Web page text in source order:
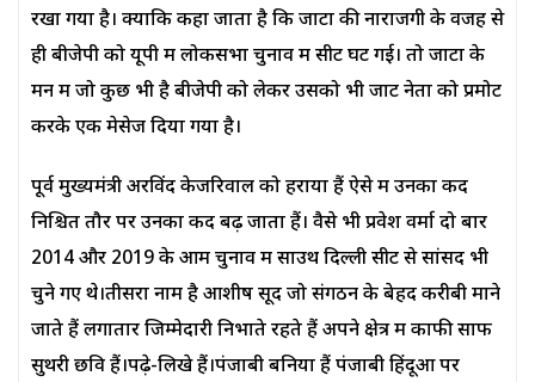
रखा गया है। क्योंकि कहा जाता है कि जाटों की नाराजगी के वजह से
ही बीजेपी को यूपी में लोकसभा चुनाव में सीटें घट गई। तो जाटों के
मन में जो कुछ भी है बीजेपी को लेकर उसको भी जाट नेता को प्रमोट
करके एक मेसेज दिया गया है।
पूर्व मुख्यमंत्री अरविंद केजरिवाल को हराया हैं ऐसे में उनका कद
निश्चित तौर पर उनका कद बढ़ जाता हैं। वैसे भी प्रवेश वर्मा दो बार
2014 और 2019 के आम चुनाव में साउथ दिल्ली सीट से सांसद भी
चुने गए थे।तीसरा नाम है आशीष सूद जो संगठन के बेहद करीबी माने
जाते हैं लगातार जिम्मेदारी निभाते रहते हैं अपने क्षेत्र में काफी साफ
सुथरी छवि हैं।पढ़े-लिखे हैं।पंजाबी बनिया हैं पंजाबी हिंदूओं पर